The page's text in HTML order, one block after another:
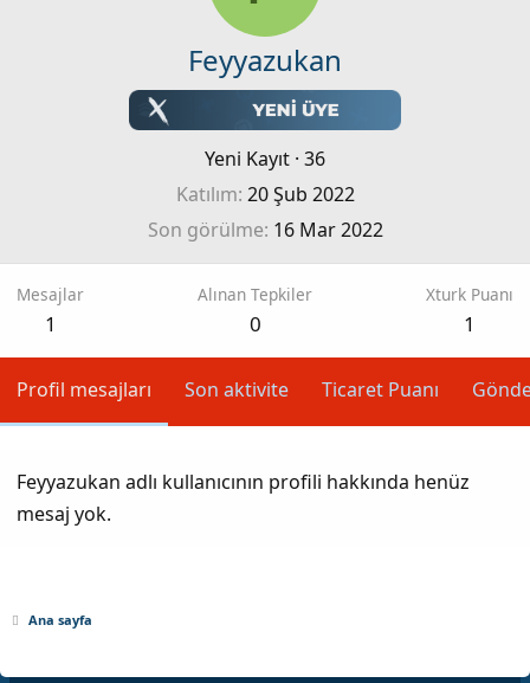
Feyyazukan
Yeni Kayıt · 36
Katılım 20 Şub 2022
Son görülme 16 Mar 2022
Mesajlar
1
Alınan Tepkiler
0
Xturk Puanı
1
Profil mesajları Son aktivite Ticaret Puanı
Feyyazukan adlı kullanıcının profili hakkında henüz
mesaj yok.
Ana sayfa